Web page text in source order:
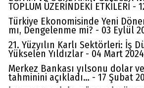
TOPLUM ÜZERİNDEKİ ETKİLERİ -
Türkiye Ekonomisinde Yeni
mı, Dengelenme mi? - 03 Eylül
21. Yüzyılın Karlı Sektörleri: İş
Yükselen Yıldızlar - 04 Mart 2024
Merkez Bankası yılsonu dolar
tahminini açıkladı… - 17 Şubat